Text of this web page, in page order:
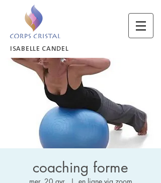
ISABELLE CANDEL
coaching forme